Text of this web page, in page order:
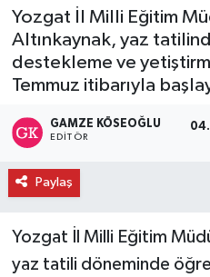
Yozgat İl Milli Eğitim
Altınkaynak, yaz
destekleme ve
Temmuz itibarıyla
GAMZE KÖSEOĞLU
EDITÖR
Paylaş
Yozgat İl Milli Eğitim
yaz tatili döneminde